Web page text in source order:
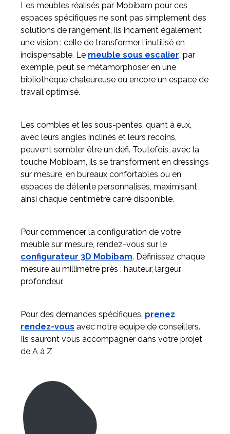
Les meubles réalisés par Mobibam pour ces
espaces spécifiques ne sont pas simplement des
solutions de rangement, ils incarnent également
une vision : celle de transformer l'inutilisé en
indispensable. Le meuble sous escalier, par
exemple, peut se métamorphoser en une
bibliothèque chaleureuse ou encore un espace de
travail optimisé.
Les combles et les sous-pentes, quant à eux,
avec leurs angles inclinés et leurs recoins,
peuvent sembler être un défi. Toutefois, avec la
touche Mobibam, ils se transforment en dressings
sur mesure, en bureaux confortables ou en
espaces de détente personnalisés, maximisant
ainsi chaque centimètre carré disponible.
Pour commencer la configuration de votre
meuble sur mesure, rendez-vous sur le
configurateur 3D Mobibam. Définissez chaque
mesure au millimètre près : hauteur, largeur,
profondeur.
Pour des demandes spécifiques, prenez
rendez-vous avec notre équipe de conseillers.
Ils sauront vous accompagner dans votre projet
de A à Z